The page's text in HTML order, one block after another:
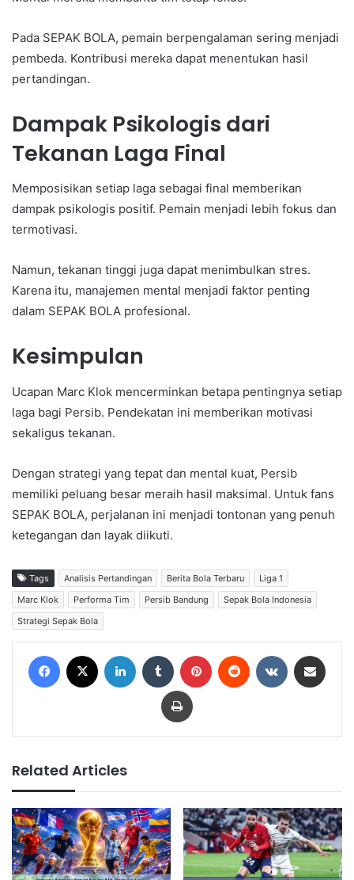
Pada SEPAK BOLA, pemain berpengalaman sering menjadi
pembeda. Kontribusi mereka dapat menentukan hasil
pertandingan.
Dampak Psikologis dari
Tekanan Laga Final
Memposisikan setiap laga sebagai final memberikan
dampak psikologis positif. Pemain menjadi lebih fokus dan
termotivasi.
Namun, tekanan tinggi juga dapat menimbulkan stres.
Karena itu, manajemen mental menjadi faktor penting
dalam SEPAK BOLA profesional.
Kesimpulan
Ucapan Marc Klok mencerminkan betapa pentingnya setiap
laga bagi Persib. Pendekatan ini memberikan motivasi
sekaligus tekanan.
Dengan strategi yang tepat dan mental kuat, Persib
memiliki peluang besar meraih hasil maksimal. Untuk fans
SEPAK BOLA, perjalanan ini menjadi tontonan yang penuh
ketegangan dan layak diikuti.
Tags Analisis Pertandingan Berita Bola Terbaru
Liga 1
Marc Klok
Performa Tim Persib Bandung
Sepak Bola Indonesia
Strategi Sepak Bola
Print
Related Articles